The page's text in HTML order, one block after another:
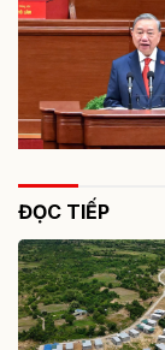
ĐỌC TIẾP